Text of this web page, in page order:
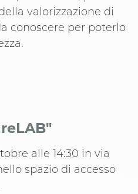
valorizzazione di
conoscere per poterlo
alle 14:30 in via
spazio di accesso